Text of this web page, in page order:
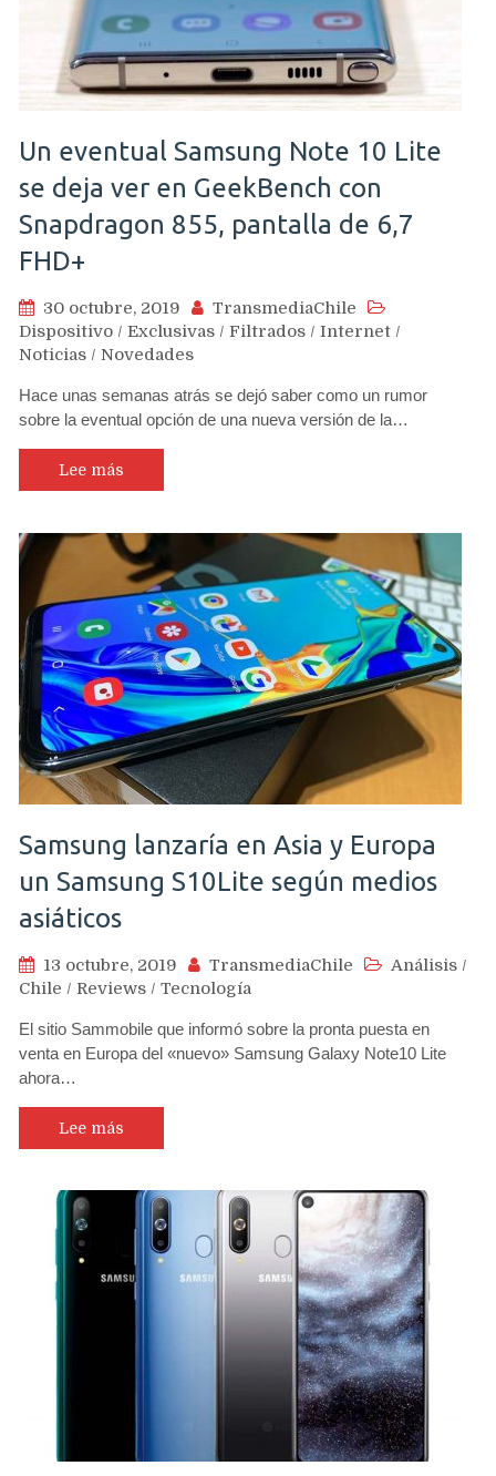
Un eventual Samsung Note 10 Lite
se deja ver en GeekBench con
Snapdragon 855, pantalla de 6,7
FHD+
30 octubre, 2019
TransmediaChile
Dispositivo / Exclusivas / Filtrados / Internet /
Noticias / Novedades
Hace unas semanas atrás se dejó saber como un rumor
sobre la eventual opción de una nueva versión de la…
Lee más
Samsung lanzaría en Asia y Europa
un Samsung S10Lite según medios
asiáticos
13 octubre, 2019 TransmediaChile Análisis /
Chile / Reviews / Tecnología
El sitio Sammobile que informó sobre la pronta puesta en
venta en Europa del «nuevo» Samsung Galaxy Note10 Lite
ahora…
Lee más